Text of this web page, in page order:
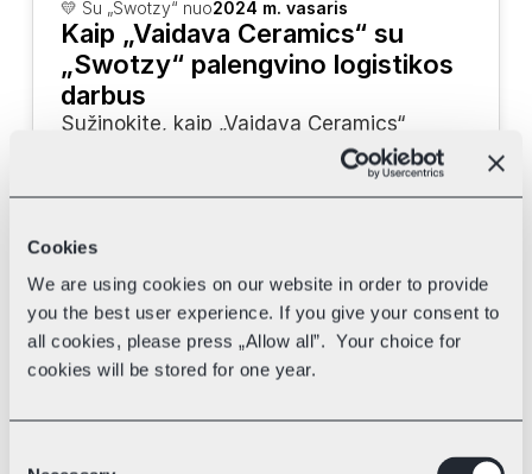
Cookies
We are using cookies on our website in order to provide
you the best user experience. If you give your consent to
all cookies, please press „Allow all”. Your choice for
cookies will be stored for one year.
💛 Su „Swotzy“ nuo2024 m. vasaris
Kaip „Vaidava Ceramics“ su
„Swotzy“ palengvino logistikos
darbus
Sužinokite, kaip „Vaidava Ceramics“
naudoja „Swotzy“ įrankius bei skirtingus
kurjerius savo pristatymui pagreitinti.